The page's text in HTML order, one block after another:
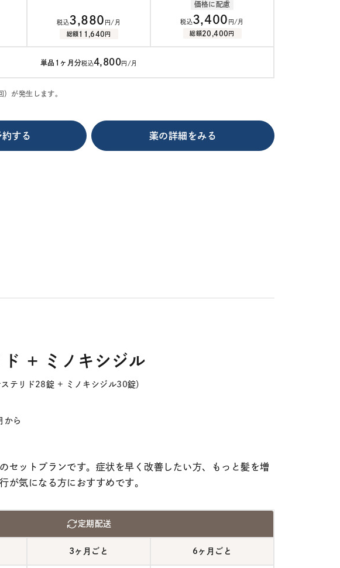
税込3,880 円/月
総額 11,640 円
価格に配慮
税込3,400 円/月
総額 20,400 円
単品1ヶ月分税込4,800円/月
が発生します。
する 薬の詳細をみる
ド + ミノキシジル
テリド28錠 + ミノキシジル30錠）
から
セットプランです。症状を早く改善したい方、もっと髪を増
が気になる方におすすめです。
定期配送
3ヶ月ごと 6ヶ月ごと